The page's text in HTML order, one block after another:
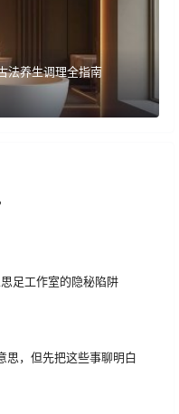
法养生调理全指南
足工作室的隐秘陷阱
思，但先把这些事聊明白